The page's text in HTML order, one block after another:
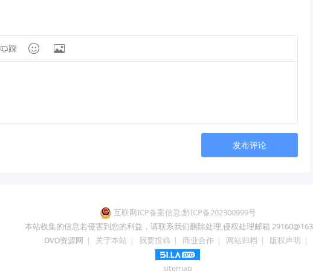
踩  
发布评论
互联网ICP备案信息:黔ICP备202300999号
本站收集的信息若侵害到您的利益，请联系我们删除处理,侵权处理邮箱
DVD资源网 | 关于本站 | 我要投稿 | 商业合作 | 网站归档 | 版权声明 |
sitemap